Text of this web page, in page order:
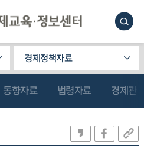
경제정책자료
동향자료 법령자료 경제관